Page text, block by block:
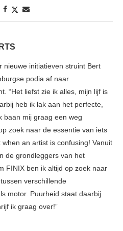
nieuwe initiatieven struint Bert
podia af naar
“Het liefst zie ik alles, mijn lijf is
heb ik lak aan het perfecte,
baan mij graag een weg
zoek naar de essentie van iets
an artist is confusing! Vanuit
de grondleggers van het
FINIX ben ik altijd op zoek naar
verschillende
motor. Puurheid staat daarbij
ik graag over!”